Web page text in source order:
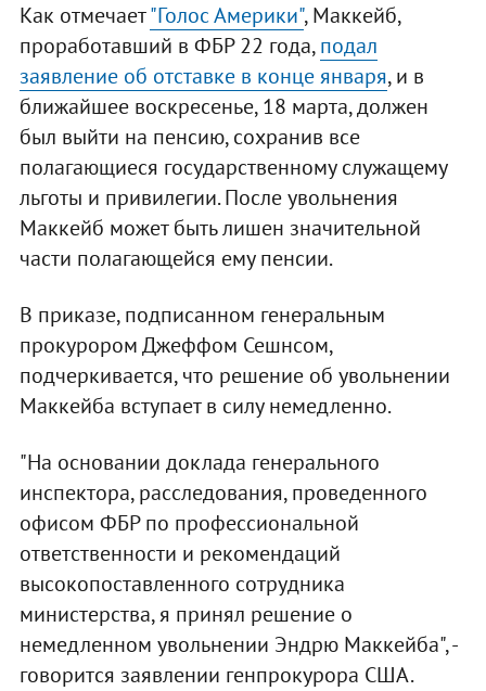
Как отмечает"Голос Америки", Маккейб,
проработавший в ФБР 22 года,подал
заявление об отставке в конце января, и в
ближайшее воскресенье, 18 марта, должен
был выйти на пенсию, сохранив все
полагающиеся государственному служащему
льготы и привилегии. После увольнения
Маккейб может быть лишен значительной
части полагающейся ему пенсии.
В приказе, подписанном генеральным
прокурором Джеффом Сешнсом,
подчеркивается, что решение об увольнении
Маккейба вступает в силу немедленно.
"На основании доклада генерального
инспектора, расследования, проведенного
офисом ФБР по профессиональной
ответственности и рекомендаций
высокопоставленного сотрудника
министерства, я принял решение о
немедленном увольнении Эндрю Маккейба", -
говорится заявлении генпрокурора США.